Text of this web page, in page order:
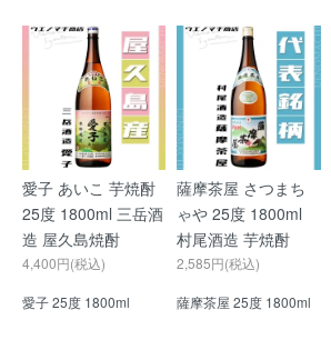
愛子 あいこ 芋焼酎
25度 1800ml 三岳酒
造 屋久島焼酎
4,400円(税込)
愛子 25度 1800ml
薩摩茶屋 さつまち
ゃや 25度 1800ml
村尾酒造 芋焼酎
2,585円(税込)
薩摩茶屋 25度 1800ml